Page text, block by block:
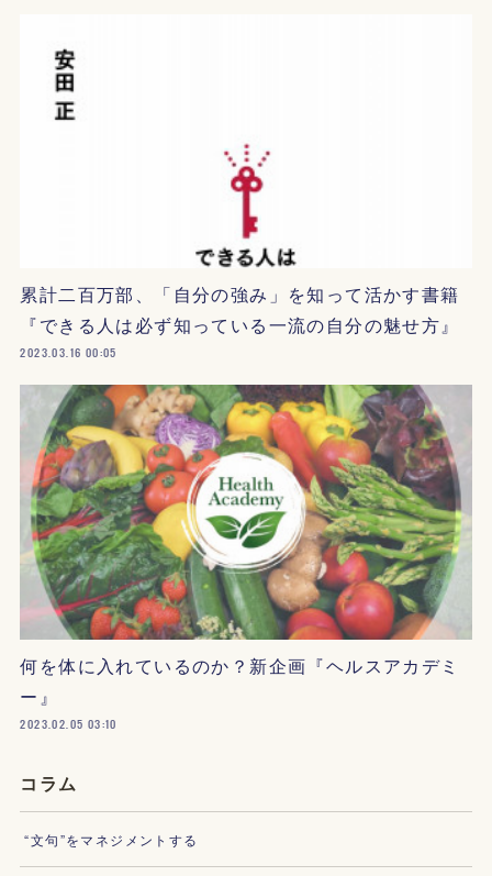
累計二百万部、「自分の強み」を知って活かす書籍
『できる人は必ず知っている一流の自分の魅せ方』
2023.03.16 00:05
何を体に入れているのか？新企画『ヘルスアカデミ
ー』
2023.02.05 03:10
コラム
“文句”をマネジメントする